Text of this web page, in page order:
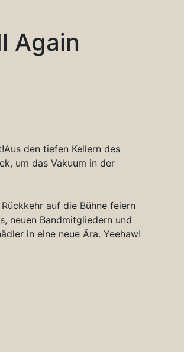
Again
den tiefen Kellern des
um das Vakuum in der
auf die Bühne feiern
neuen Bandmitgliedern und
in eine neue Ära. Yeehaw!